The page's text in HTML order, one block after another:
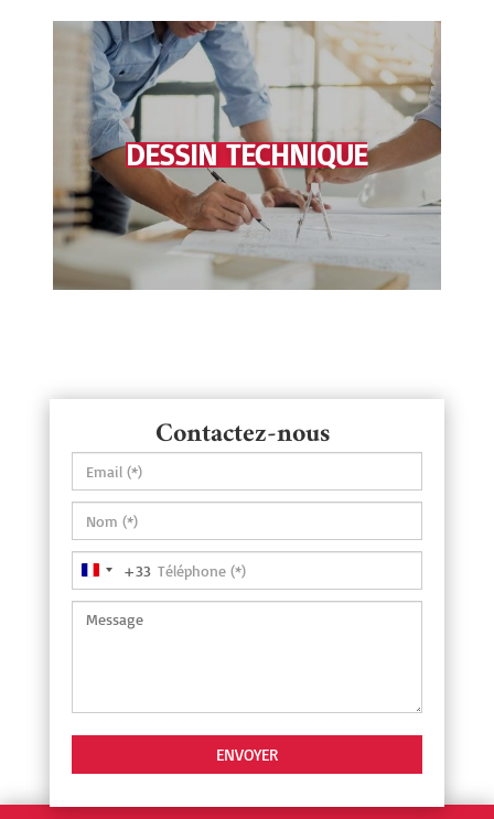
DESSIN TECHNIQUE
Contactez-nous
France
+33
+33